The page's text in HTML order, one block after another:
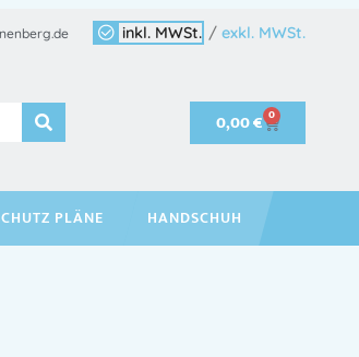
inkl. MWSt. / exkl. MWSt.
0,00€ 0
PLÄNE HANDSCHUH